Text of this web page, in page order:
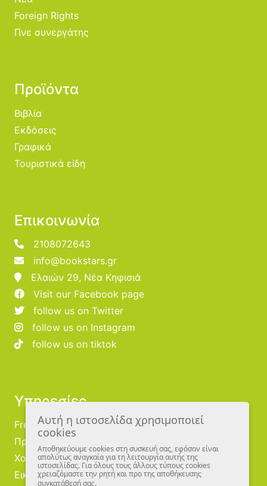
Foreign Rights
Γίνε συνεργάτης
Προϊόντα
Βιβλία
Εκδόσεις
Γραφικά
Τουριστικά είδη
Επικοινωνία
2108072643
info@bookstars.gr
Ελαιών 29, Νέα Κηφισιά
Visit our Facebook page
follow us on Twitter
follow us on Instagram
follow us on tiktok
Υπηρεσίες
Free Publishing
Προμηθευτές
Χονδρική
Εικονογράφοι
Αυτή η ιστοσελίδα χρησιμοποιεί
cookies
Αποθηκεύουμε cookies στη συσκευή σας, εφόσον είναι
απολύτως αναγκαία για τη λειτουργία αυτής της
ιστοσελίδας. Για όλους τους άλλους τύπους cookies
χρειαζόμαστε την ρητή και προ της αποθήκευσης
συγκατάθεσή σας.